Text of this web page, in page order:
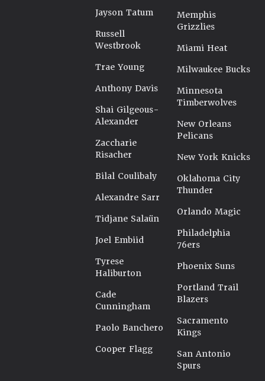
Jayson Tatum
Russell
Westbrook
Trae Young
Anthony Davis
Shai Gilgeous-
Alexander
Zaccharie
Risacher
Bilal Coulibaly
Alexandre Sarr
Tidjane Salaün
Joel Embiid
Tyrese
Haliburton
Cade
Cunningham
Paolo Banchero
Cooper Flagg
Memphis
Grizzlies
Miami Heat
Milwaukee Bucks
Minnesota
Timberwolves
New Orleans
Pelicans
New York Knicks
Oklahoma City
Thunder
Orlando Magic
Philadelphia
76ers
Phoenix Suns
Portland Trail
Blazers
Sacramento
Kings
San Antonio
Spurs